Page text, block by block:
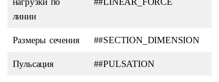
линии
Размеры сечения ##SECTION_DIMENSION
Пульсация ##PULSATION